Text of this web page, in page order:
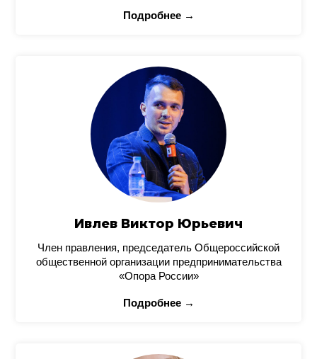
Подробнее →
Ивлев Виктор Юрьевич
Член правления, председатель Общероссийской
общественной организации предпринимательства
«Опора России»
Подробнее →